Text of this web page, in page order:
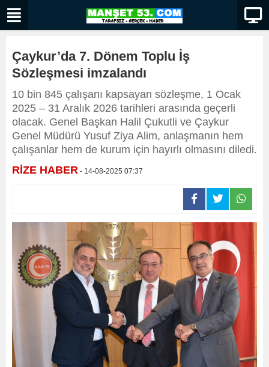
Çaykur’da 7. Dönem Toplu İş
Sözleşmesi imzalandı
10 bin 845 çalışanı kapsayan sözleşme, 1 Ocak
2025 – 31 Aralık 2026 tarihleri arasında geçerli
olacak. Genel Başkan Halil Çukutli ve Çaykur
Genel Müdürü Yusuf Ziya Alim, anlaşmanın hem
çalışanlar hem de kurum için hayırlı olmasını diledi.
RİZE HABER - 14-08-2025 07:37